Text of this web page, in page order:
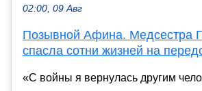
02:00, 09 Авг
Позывной Афина. Медсестра
спасла сотни жизней на
«С войны я вернулась другим